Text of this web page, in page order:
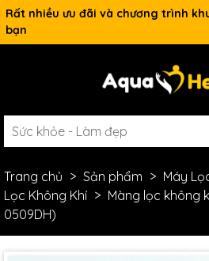
Rất nhiều ưu đãi và chương trình
bạn
Trang chủ Sản phẩm Máy
Lọc Không Khí
Màng lọc không
0509DH)